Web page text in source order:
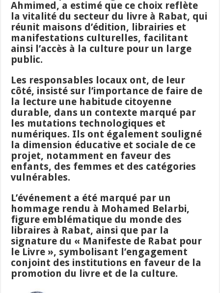
Ahmimed, a estimé que ce choix reflète
la vitalité du secteur du livre à Rabat, qui
réunit maisons d’édition, librairies et
manifestations culturelles, facilitant
ainsi l’accès à la culture pour un large
public.
Les responsables locaux ont, de leur
côté, insisté sur l’importance de faire de
la lecture une habitude citoyenne
durable, dans un contexte marqué par
les mutations technologiques et
numériques. Ils ont également souligné
la dimension éducative et sociale de ce
projet, notamment en faveur des
enfants, des femmes et des catégories
vulnérables.
L’événement a été marqué par un
hommage rendu à Mohamed Belarbi,
figure emblématique du monde des
libraires à Rabat, ainsi que par la
signature du « Manifeste de Rabat pour
le Livre », symbolisant l’engagement
conjoint des institutions en faveur de la
promotion du livre et de la culture.